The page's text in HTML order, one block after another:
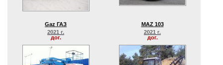
Gaz ГАЗ
2021 г.
дог.
MAZ 103
2021 г.
дог.